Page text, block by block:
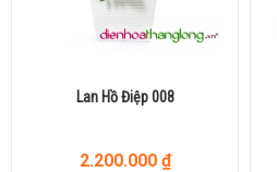
Lan Hồ Điệp 008
2.200.000 ₫